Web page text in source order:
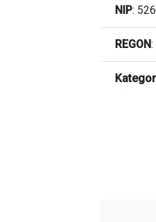
NIP:
REGON